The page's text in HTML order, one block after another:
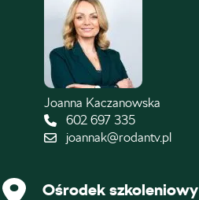
Joanna Kaczanowska
602 697 335
joannak@rodantv.pl
Ośrodek szkoleniowy